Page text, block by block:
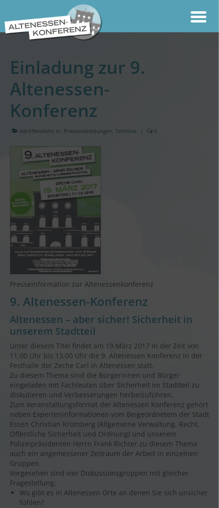
Einladung zur 9.
Altenessen-
Konferenz
Veröffentlicht in: Pressemitteilungen, Termine 0
Presseinformation zur Altenessenkonferenz
9. Altenessen-Konferenz
Altenessen – aber sicher! Sicherheit in
unserem Stadtteil
Unter diesem Titel findet am 19.März 2017 in der Zeit von
11.00 Uhr bis 13.00 Uhr die 9. Altenessen Konferenz in der
Festhalle der Zeche Carl in Altenessen statt.
Zu diesem Thema sind die Bürgerinnen und Bürger
eingeladen mit Fachleuten über Sicherheit im Stadtteil zu
diskutieren und Verbesserungen herbeizuführen.
Zum Veranstaltungsformat der Altenessen Konferenz gehört
neben Experteninformationen vom Beigeordnetem der Stadt
Essen Christian Kromberg (Allgemeine Verwaltung, Recht,
Öffentliche Sicherheit und Ordnung) und unserem
Polizeipräsidenten Herrn Frank Richter zu diesem Thema
auch ein angemessener Zeitraum der Arbeit in einzelnen
Gruppen.
Vorgesehen sind vier Diskussionsgruppen mit gleicher
Fragestellung:
Wo gibt es in Altenessen Orte an denen Sie sich unsicher
fühlen?